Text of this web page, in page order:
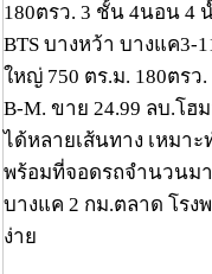
180ตรว. 3 ชั้น 4นอน 4
BTS บางหว้า บางแค3-
ใหญ่ 750 ตร.ม. 180ตร
B-M. ขาย 24.99 ลบ.โ
ได้หลายเส้นทาง เหมา
พร้อมที่จอดรถจำนวนมา
บางแค 2 กม.ตลาด โร
ง่าย